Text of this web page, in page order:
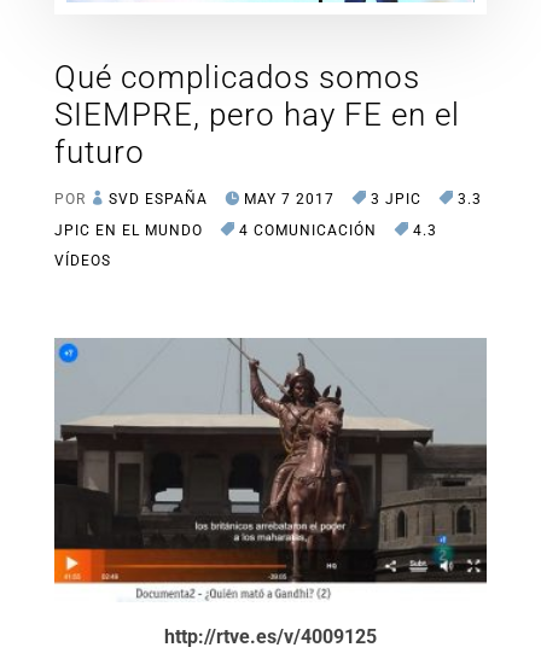
Qué complicados somos
SIEMPRE, pero hay FE en el
futuro
POR SVD ESPAÑA MAY 7 2017 3 JPIC
3.3
JPIC EN EL MUNDO
4 COMUNICACIÓN
4.3
VÍDEOS
http://rtve.es/v/4009125